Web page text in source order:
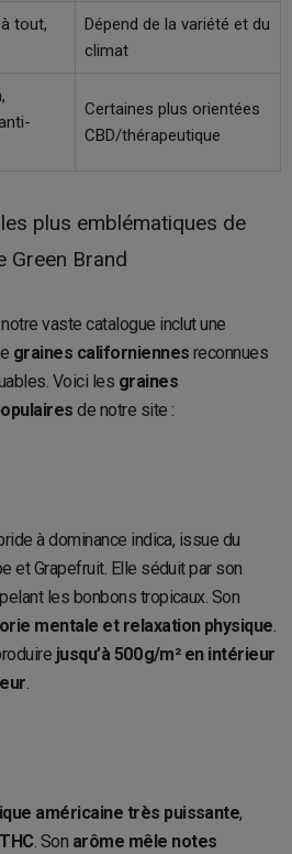
tout,
Dépend de la variété et du
climat
Certaines plus orientées
CBD/thérapeutique
plus emblématiques de
Green Brand
vaste catalogue inclut une
graines californiennes reconnues
Voici les graines
de notre site :
à dominance indica, issue du
et Grapefruit. Elle séduit par son
les bonbons tropicaux. Son
mentale et relaxation physique.
jusqu’à 500 g/m² en intérieur
.
américaine très puissante,
. Son arôme mêle notes